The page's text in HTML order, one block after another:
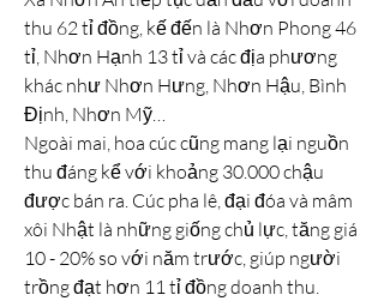
thu 62 tỉ đồng, kế đến là Nhơn Phong 46
tỉ, Nhơn Hạnh 13 tỉ và các địa phương
khác như Nhơn Hưng, Nhơn Hậu, Bình
Định, Nhơn Mỹ…
Ngoài mai, hoa cúc cũng mang lại nguồn
thu đáng kể với khoảng 30.000 chậu
được bán ra. Cúc pha lê, đại đóa và mâm
xôi Nhật là những giống chủ lực, tăng giá
10 - 20% so với năm trước, giúp người
trồng đạt hơn 11 tỉ đồng doanh thu.